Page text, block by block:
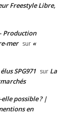
Freestyle Libre,
Production
mer sur «
SPG971 sur La
possible ? |
en